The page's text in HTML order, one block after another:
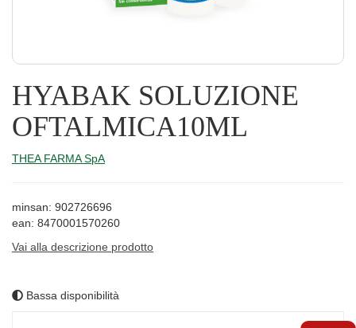
HYABAK SOLUZIONE
OFTALMICA10ML
THEA FARMA SpA
minsan: 902726696
ean: 8470001570260
Vai alla descrizione prodotto
Bassa disponibilità